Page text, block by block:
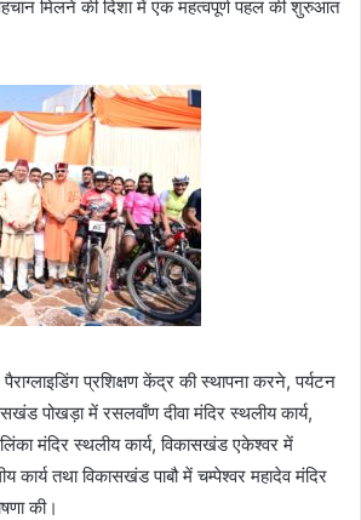
मिलने की दिशा में एक महत्वपूर्ण पहल की शुरुआत
प्रशिक्षण केंद्र की स्थापना करने, पर्यटन
पोखड़ा में रसलवाँण दीवा मंदिर स्थलीय कार्य,
मंदिर स्थलीय कार्य, विकासखंड एकेश्वर में
कार्य तथा विकासखंड पाबौ में चम्पेश्वर महादेव मंदिर
की।